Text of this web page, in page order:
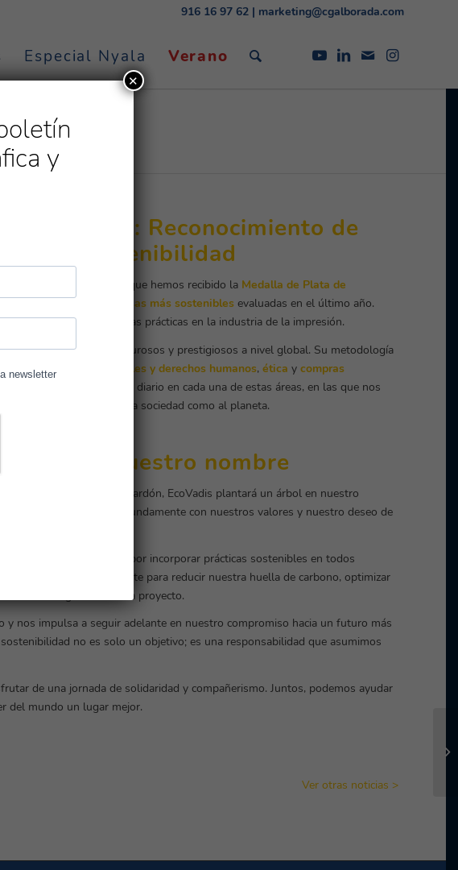
916 16 97 62 | marketing@cgalborada.com
Especial Nyala Verano
EcoVadis: Reconocimiento de
la sostenibilidad
de anunciar que hemos recibido la Medalla de Plata de
eltop 15% de las empresas más sostenibles evaluadas en el último año.
y las buenas prácticas en la industria de la impresión.
de sostenibilidad más rigurosos y prestigiosos a nivel global. Su metodología
, prácticas laborales y derechos humanos,ética ycompras
de nuestro esfuerzo diario en cada una de estas áreas, en las que nos
beneficien tanto a nuestra sociedad como al planeta.
árbol en nuestro nombre
como parte del galardón, EcoVadis plantará un árbol en nuestro
. Este gesto resuena profundamente con nuestros valores y nuestro deseo de
hemos apostado por incorporar prácticas sostenibles en todos
constantemente para reducir nuestra huella de carbono, optimizar
energética en cada proyecto.
y nos impulsa a seguir adelante en nuestro compromiso hacia un futuro más
no es solo un objetivo; es una responsabilidad que asumimos
de una jornada de solidaridad y compañerismo. Juntos, podemos ayudar
del mundo un lugar mejor.
Ver otras noticias >
y
✕